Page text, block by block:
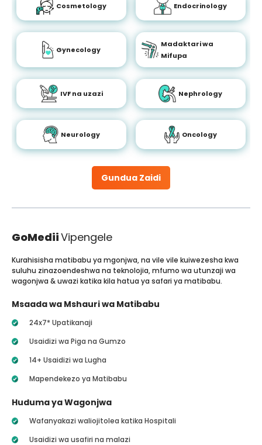
Gundua Zaidi
Cosmetology Endocrinology
Gynecology
Madaktari wa
Mifupa
IVF na uzazi Nephrology
Neurology Oncology
GoMediiVipengele
Kurahisisha matibabu ya mgonjwa, na vile vile kuiwezesha kwa
suluhu zinazoendeshwa na teknolojia, mfumo wa utunzaji wa
wagonjwa & uwazi katika kila hatua ya safari ya matibabu.
Msaada wa Mshauri wa Matibabu
24x7* Upatikanaji
Usaidizi wa Piga na Gumzo
14+ Usaidizi wa Lugha
Mapendekezo ya Matibabu
Huduma ya Wagonjwa
Wafanyakazi waliojitolea katika Hospitali
Usaidizi wa usafiri na malazi